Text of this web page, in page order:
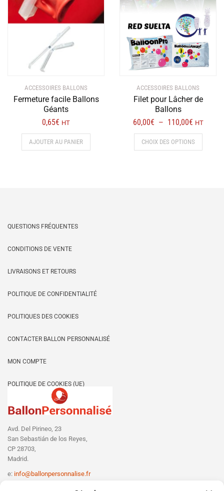
ACCESSOIRES BALLONS
Fermeture facile Ballons
Géants
0,65€ HT
AJOUTER AU PANIER
ACCESSOIRES BALLONS
Filet pour Lâcher de
Ballons
60,00€ – 110,00€Plage
de
prix :
HT
CHOIX DES OPTIONS
Ce
QUESTIONS FRÉQUENTES
CONDITIONS DE VENTE
LIVRAISONS ET RETOURS
POLITIQUE DE CONFIDENTIALITÉ
POLITIQUES DES COOKIES
CONTACTER BALLON PERSONNALISÉ
MON COMPTE
POLITIQUE DE COOKIES (UE)
Avd. Del Pirineo, 23
San Sebastián de los Reyes,
CP 28703,
Madrid.
e: info@ballonpersonnalise.fr